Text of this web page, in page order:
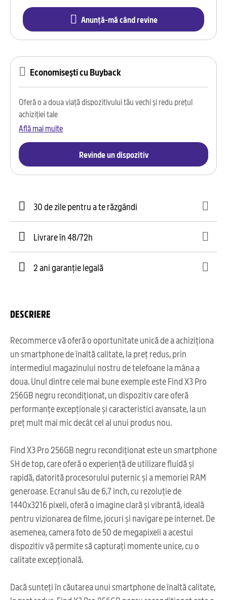
Anunță-mă când revine
Economisești cu Buyback
Oferă o a doua viață dispozitivului tău vechi și redu prețul
achiziției tale
Află mai multe
Revinde un dispozitiv
30 de zile pentru a te răzgândi
Livrare în 48/72h
2 ani garanție legală
DESCRIERE
Recommerce vă oferă o oportunitate unică de a achiziționa
un smartphone de înaltă calitate, la preț redus, prin
intermediul magazinului nostru de telefoane la mâna a
doua. Unul dintre cele mai bune exemple este Find X3 Pro
256GB negru recondiționat, un dispozitiv care oferă
performanțe excepționale și caracteristici avansate, la un
preț mult mai mic decât cel al unui produs nou.
Find X3 Pro 256GB negru recondiționat este un smartphone
SH de top, care oferă o experiență de utilizare fluidă și
rapidă, datorită procesorului puternic și a memoriei RAM
generoase. Ecranul său de 6,7 inch, cu rezoluție de
1440x3216 pixeli, oferă o imagine clară și vibrantă, ideală
pentru vizionarea de filme, jocuri și navigare pe internet. De
asemenea, camera foto de 50 de megapixeli a acestui
dispozitiv vă permite să capturați momente unice, cu o
calitate excepțională.
Dacă sunteți în căutarea unui smartphone de înaltă calitate,